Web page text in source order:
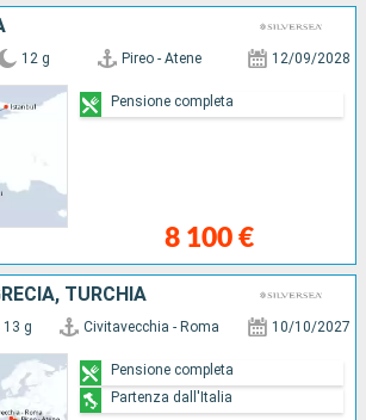
12 g Pireo - Atene 12/09/2028
8 100 €
Pensione completa
TURCHIA
13 g Civitavecchia - Roma 10/10/2027
Pensione completa
Partenza dall'Italia